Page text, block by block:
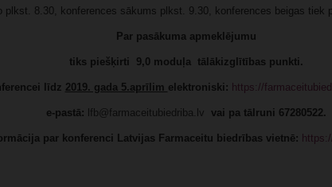
plkst. 8.30, konferences sākums plkst. 9.30, konferences beigas tiek
Par pasākuma apmeklējumu
tiks piešķirti 9,0 moduļa tālākizglītības punkti.
līdz 2019. gada 5.aprīlim elektroniski: https://
e-pastā: lfb@farmaceitubiedriba.lv vai pa tālruni 67280522.
par konferenci Latvijas Farmaceitu biedrības vietnē: